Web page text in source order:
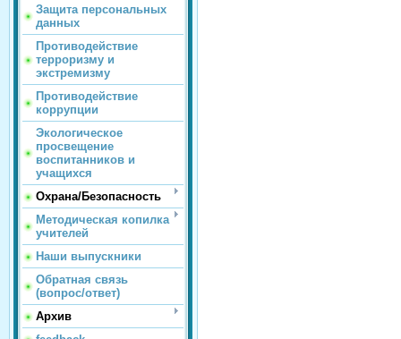
Защита персональных
данных
Противодействие
терроризму и
экстремизму
Противодействие
коррупции
Экологическое
просвещение
воспитанников и
учащихся
Охрана/Безопасность
Методическая копилка
учителей
Наши выпускники
Обратная связь
(вопрос/ответ)
Архив